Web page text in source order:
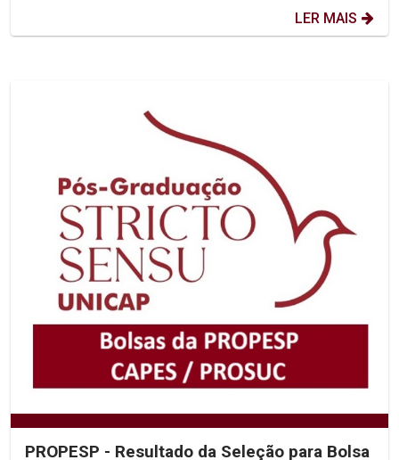
LER MAIS
PROPESP - Resultado da Seleção para Bolsa